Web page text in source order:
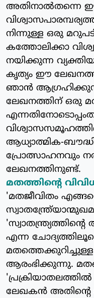
അതിനാല്‍തന്നെ
നിന്നുള്ള ഒരു
കത്തോലിക്കാ
നയിക്കുന്ന
കൃത്യം ഈ
ഞാന്‍
ലേഖനത്തിന് ഒരു
ആധ്യാത്മിക-
പ്രോത്സാഹനവും
ലേഖനത്തിനുണ്ട്.
മതത്തിന്റെ
'മതജീവിതം
എന്ന
ആരംഭിക്കുന്നു.
ലേഖകന്‍